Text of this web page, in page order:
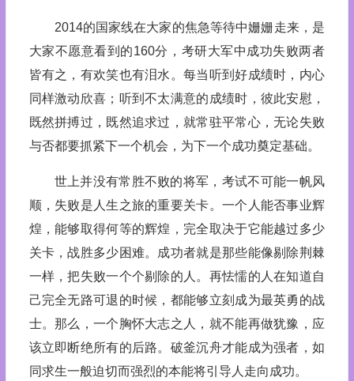
2014的国家线在大家的焦急等待中姗姗走来，是
大家不愿意看到的160分，考研大军中成功失败两者
皆有之，有欢笑也有泪水。每当听到好成绩时，内心
同样激动欣喜；听到不太满意的成绩时，彼此安慰，
既然拼搏过，既然追求过，就常驻平常心，无论失败
与否都要抓紧下一个机会，为下一个成功奠定基础。
世上并没有常胜不败的将军，考试不可能一帆风
顺，失败是人生之旅的重要关卡。一个人能否事业辉
煌，能够取得何等的辉煌，完全取决于它能越过多少
关卡，战胜多少困难。成功者就是那些能像剔除荆棘
一样，把失败一个个剔除的人。再怯懦的人在知道自
己完全无路可退的时候，都能够立刻成为最英勇的战
士。那么，一个胸怀大志之人，就不能再做犹豫，应
该立即断绝所有的后路。破釜沉舟才能成为强者，如
同求生一般迫切而强烈的本能将引导人走向成功。